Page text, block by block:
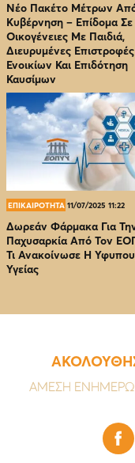
Νέο Πακέτο Μέτρων
Κυβέρνηση – Επίδομα Σε
Οικογένειες Με Παιδιά,
Διευρυμένες Επιστροφές
Ενοικίων Και Επιδότηση
Καυσίμων
ΕΠΙΚΑΙΡΟΤΗΤΑ 11/07/2025 11:22
Δωρεάν Φάρμακα Για
Παχυσαρκία Από Τον
Τι Ανακοίνωσε Η
Υγείας
ΑΜΕΣΗ
